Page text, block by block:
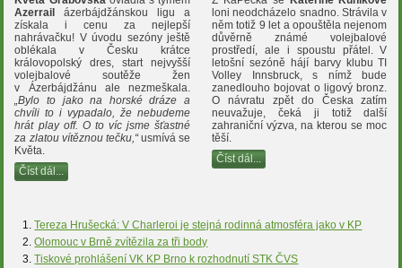
Azerrail
ázerbájdžánskou ligu a
získala i cenu za nejlepší
nahrávačku! V úvodu sezóny ještě
oblékala v Česku krátce
královopolský dres, start nejvyšší
volejbalové soutěže žen
v Ázerbájdžánu ale nezmeškala.
„Bylo to jako na horské dráze a
chvíli to i vypadalo, že nebudeme
hrát play off. O to víc jsme šťastné
za zlatou vítěznou tečku,“usmívá se
Květa.
Číst dál...
loni neodcházelo snadno. Strávila v
něm totiž 9 let a opouštěla nejenom
důvěrně známé volejbalové
prostředí, ale i spoustu přátel. V
letošní sezóně hájí barvy klubu TI
Volley Innsbruck, s nímž bude
zanedlouho bojovat o ligový bronz.
O návratu zpět do Česka zatím
neuvažuje, čeká ji totiž další
zahraniční výzva, na kterou se moc
těší.
Číst dál...
Tereza Hrušecká: V Charleroi je stejná rodinná atmosféra jako v KP
Olomouc v Brně zvítězila za tři body
Tiskové prohlášení VK KP Brno k rozhodnutí STK ČVS